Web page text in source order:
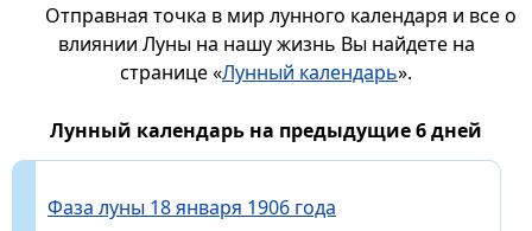
Отправная точка в мир лунного календаря и все о
влиянии Луны на нашу жизнь Вы найдете на
странице «Лунный календарь».
Лунный календарь на предыдущие 6 дней
Фаза луны 18 января 1906 года